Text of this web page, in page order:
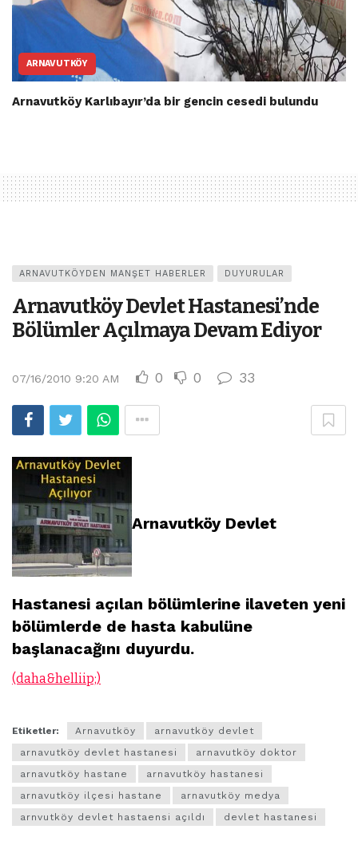
ARNAVUTKÖY
Arnavutköy Karlıbayır’da bir gencin cesedi bulundu
ARNAVUTKÖYDEN MANŞET HABERLER DUYURULAR
Arnavutköy Devlet Hastanesi’nde
Bölümler Açılmaya Devam Ediyor
07/16/2010 9:20 AM 0 0 33
Arnavutköy Devlet
Hastanesi açılan bölümlerine ilaveten yeni
bölümlerde de hasta kabulüne
başlanacağını duyurdu.
(daha&helliip;)
Etiketler: Arnavutköy
arnavutköy devlet
arnavutköy devlet hastanesi
arnavutköy doktor
arnavutköy hastane
arnavutköy hastanesi
arnavutköy ilçesi hastane
arnavutköy medya
arnvutköy devlet hastaensi açıldı
devlet hastanesi